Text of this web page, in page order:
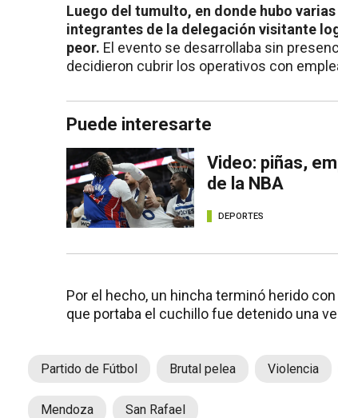
Luego del tumulto, en donde hubo
integrantes de la delegación visitante
peor. El evento se desarrollaba sin
decidieron cubrir los operativos con
Puede interesarte
Video: piñas,
de la NBA
DEPORTES
Por el hecho, un hincha terminó herido
que portaba el cuchillo fue detenido una
Partido de Fútbol Brutal pelea Violencia
Mendoza San Rafael